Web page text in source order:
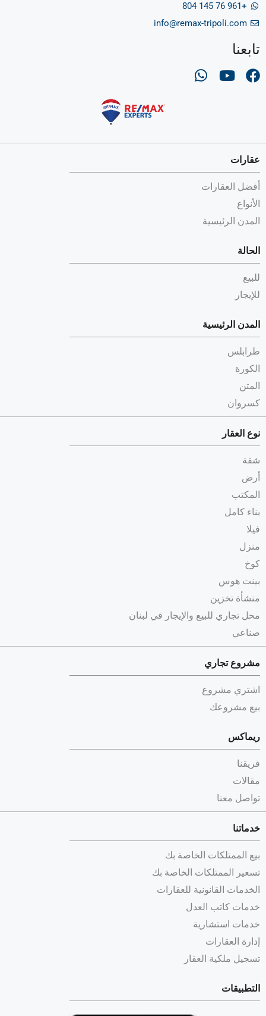
+961 76 145 804
info@remax-tripoli.com
تابعنا
عقارات
أفضل العقارات
الأنواع
المدن الرئيسية
الحالة
للبيع
للإيجار
المدن الرئيسية
طرابلس
الكورة
المتن
كسروان
نوع العقار
شقة
أرض
المكتب
بناء كامل
فيلا
منزل
كوخ
بينت هوس
منشأة تخزين
محل تجاري للبيع والإيجار في لبنان
صناعي
مشروع تجاري
اشتري مشروع
بيع مشروعك
ريماكس
فريقنا
مقالات
تواصل معنا
خدماتنا
بيع الممتلكات الخاصة بك
تسعير الممتلكات الخاصة بك
الخدمات القانونية للعقارات
خدمات كاتب العدل
خدمات استشارية
إدارة العقارات
تسجيل ملكية العقار
التطبيقات